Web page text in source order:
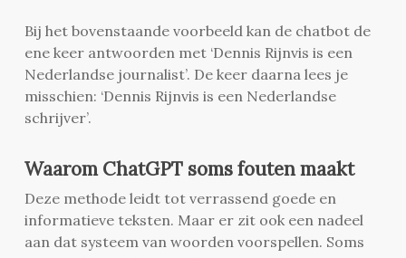
Bij het bovenstaande voorbeeld kan de chatbot de
ene keer antwoorden met ‘Dennis Rijnvis is een
Nederlandse journalist’. De keer daarna lees je
misschien: ‘Dennis Rijnvis is een Nederlandse
schrijver’.
Waarom ChatGPT soms fouten maakt
Deze methode leidt tot verrassend goede en
informatieve teksten. Maar er zit ook een nadeel
aan dat systeem van woorden voorspellen. Soms